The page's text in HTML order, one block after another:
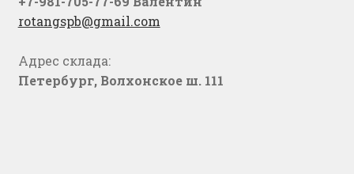
rotangspb@gmail.com
Адрес склада:
Петербург, Волхонское ш. 111